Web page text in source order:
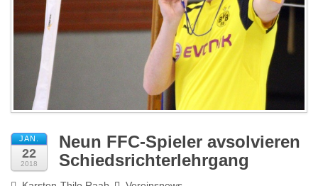
JAN.
22
2018
Neun FFC-Spieler avsolvieren
Schiedsrichterlehrgang